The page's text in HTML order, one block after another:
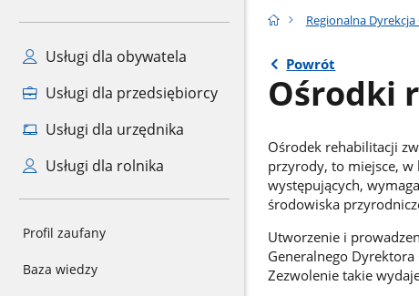
Usługi dla obywatela
Usługi dla przedsiębiorcy
Usługi dla urzędnika
Usługi dla rolnika
Profil zaufany
Baza wiedzy
Regionalna
Powrót
Ośrodki
Ośrodek rehabilitacji
przyrody, to miejsce,
występujących,
środowiska
Utworzenie i
Generalnego
Zezwolenie takie